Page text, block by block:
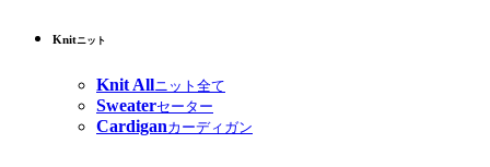
Knitニット
Knit Allニット全て
Sweaterセーター
Cardiganカーディガン